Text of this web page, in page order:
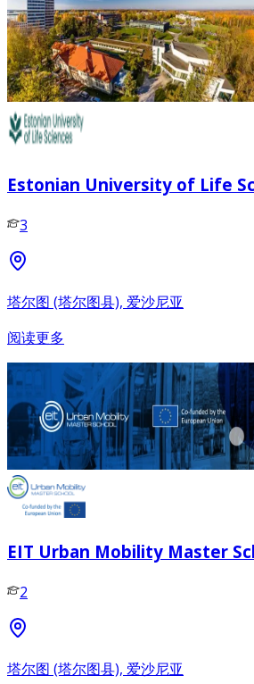
Estonian University of Life
3
塔尔图 (塔尔图县), 爱沙尼亚
阅读更多
EIT Urban Mobility Master
2
塔尔图 (塔尔图县), 爱沙尼亚